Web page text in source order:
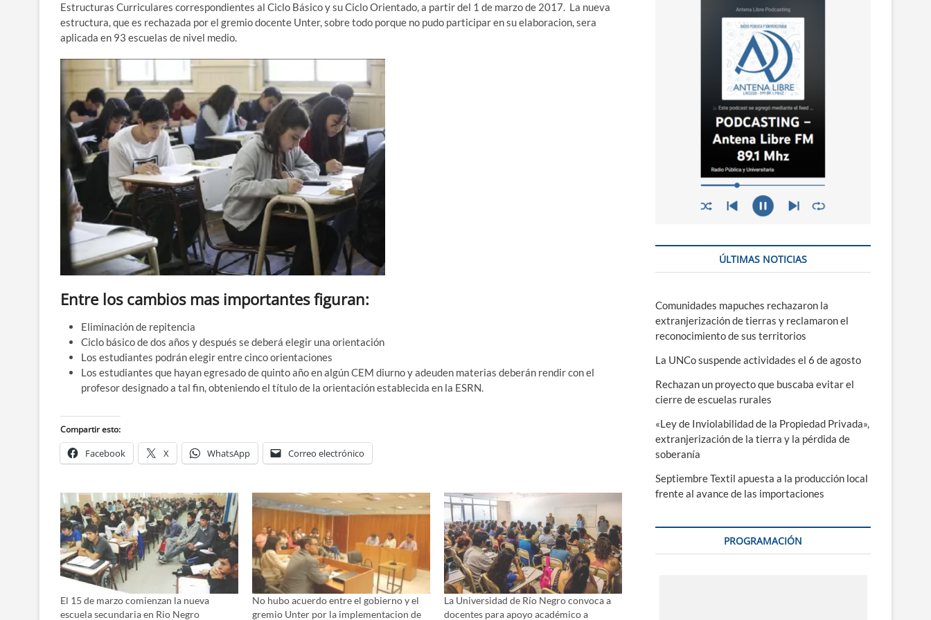
Estructuras Curriculares correspondientes al Ciclo Básico y su Ciclo Orientado, a partir del 1 de marzo de 2017. La nueva
estructura, que es rechazada por el gremio docente Unter, sobre todo porque no pudo participar en su elaboracion, sera
aplicada en 93 escuelas de nivel medio.
Entre los cambios mas importantes figuran:
Eliminación de repitencia
Ciclo básico de dos años y después se deberá elegir una orientación
Los estudiantes podrán elegir entre cinco orientaciones
Los estudiantes que hayan egresado de quinto año en algún CEM diurno y adeuden materias deberán rendir con el
profesor designado a tal fin, obteniendo el título de la orientación establecida en la ESRN.
Compartir esto:
Facebook X WhatsApp Correo electrónico
El 15 de marzo comienzan la nueva
escuela secundaria en Rio Negro
No hubo acuerdo entre el gobierno y el
gremio Unter por la implementacion de
La Universidad de Río Negro convoca a
docentes para apoyo académico a
ÚLTIMAS NOTICIAS
Comunidades mapuches rechazaron la
extranjerización de tierras y reclamaron el
reconocimiento de sus territorios
La UNCo suspende actividades el 6 de agosto
Rechazan un proyecto que buscaba evitar el
cierre de escuelas rurales
«Ley de Inviolabilidad de la Propiedad Privada»,
extranjerización de la tierra y la pérdida de
soberanía
Septiembre Textil apuesta a la producción local
frente al avance de las importaciones
PROGRAMACIÓN